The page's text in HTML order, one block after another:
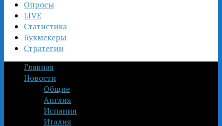
Опросы
LIVE
Статистика
Букмекеры
Стратегии
Главная
Новости
Общие
Англия
Испания
Италия